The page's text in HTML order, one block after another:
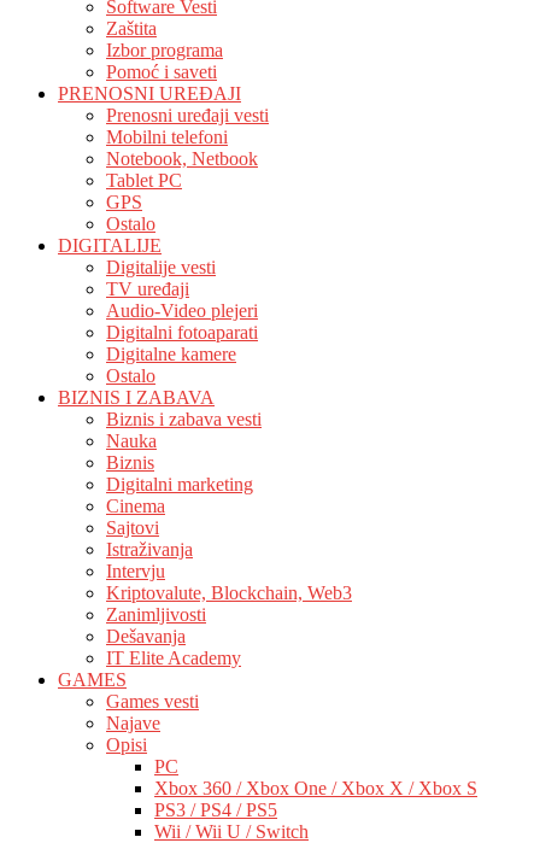
Software Vesti
Zaštita
Izbor programa
Pomoć i saveti
PRENOSNI UREĐAJI
Prenosni uređaji vesti
Mobilni telefoni
Notebook, Netbook
Tablet PC
GPS
Ostalo
DIGITALIJE
Digitalije vesti
TV uređaji
Audio-Video plejeri
Digitalni fotoaparati
Digitalne kamere
Ostalo
BIZNIS I ZABAVA
Biznis i zabava vesti
Nauka
Biznis
Digitalni marketing
Cinema
Sajtovi
Istraživanja
Intervju
Kriptovalute, Blockchain, Web3
Zanimljivosti
Dešavanja
IT Elite Academy
GAMES
Games vesti
Najave
Opisi
PC
Xbox 360 / Xbox One / Xbox X / Xbox S
PS3 / PS4 / PS5
Wii / Wii U / Switch